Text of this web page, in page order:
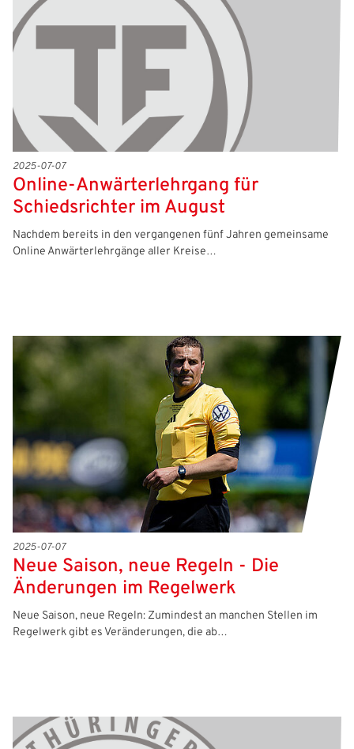
2025-07-07
Online-Anwärterlehrgang für
Schiedsrichter im August
Nachdem bereits in den vergangenen fünf Jahren gemeinsame
Online Anwärterlehrgänge aller Kreise…
2025-07-07
Neue Saison, neue Regeln - Die
Änderungen im Regelwerk
Neue Saison, neue Regeln: Zumindest an manchen Stellen im
Regelwerk gibt es Veränderungen, die ab…